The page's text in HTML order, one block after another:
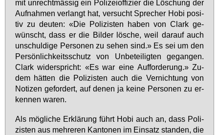
mit un­recht­mäs­sig ein Po­li­zei­of­fi­zier die Lö­schung der
Auf­nah­men ver­langt hat, ver­sucht Spre­cher Ho­bi po­si­
tiv zu deu­ten: «Die Po­li­zis­ten ha­ben von Clark ge­
wünscht, dass er die Bil­der lö­sche, weil dar­auf auch
un­schul­di­ge Per­so­nen zu se­hen sind.» Es sei um den
Per­sön­lich­keits­schutz von Un­be­tei­lig­ten ge­gan­gen.
Clark wi­der­spricht: «Es war ei­ne Auf­for­de­rung.» Zu­
dem hät­ten die Po­li­zis­ten auch die Ver­nich­tung von
No­ti­zen ge­for­dert, auf de­nen ja kei­ne Per­so­nen zu er­
ken­nen wa­ren.
Als mög­li­che Er­klä­rung führt Ho­bi auch an, dass Po­li­
zis­ten aus meh­re­ren Kan­to­nen im Ein­satz stan­den, die